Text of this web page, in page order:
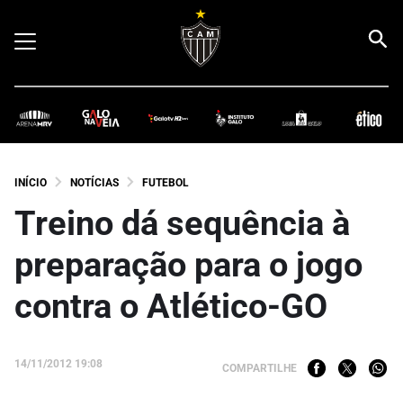
INÍCIO NOTÍCIAS FUTEBOL
Treino dá sequência à
preparação para o jogo
contra o Atlético-GO
14/11/2012 19:08 COMPARTILHE